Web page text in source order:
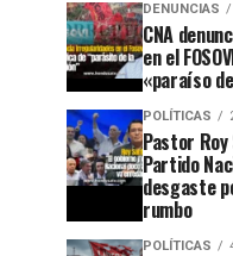
DENUNCIAS
CNA
en el
«paraíso
POLÍTICAS
Pastor
Partido
desgaste
rumbo
POLÍTICAS